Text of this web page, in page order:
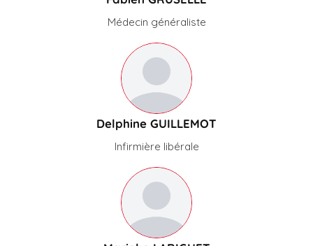
Médecin généraliste
Delphine GUILLEMOT
Infirmière libérale